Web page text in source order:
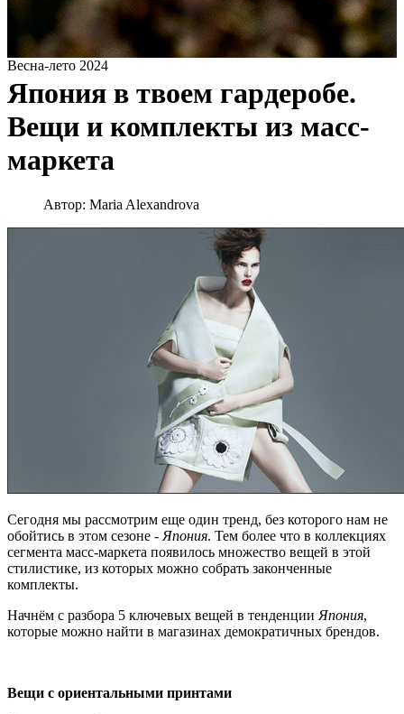
Весна-лето 2024
Япония в твоем гардеробе.
Вещи и комплекты из масс-
маркета
Автор: Maria Alexandrova
Сегодня мы рассмотрим еще один тренд, без которого нам не
обойтись в этом сезоне - Япония. Тем более что в коллекциях
сегмента масс-маркета появилось множество вещей в этой
стилистике, из которых можно собрать законченные
комплекты.
Начнём с разбора 5 ключевых вещей в тенденции Япония,
которые можно найти в магазинах демократичных брендов.
Вещи с ориентальными принтами